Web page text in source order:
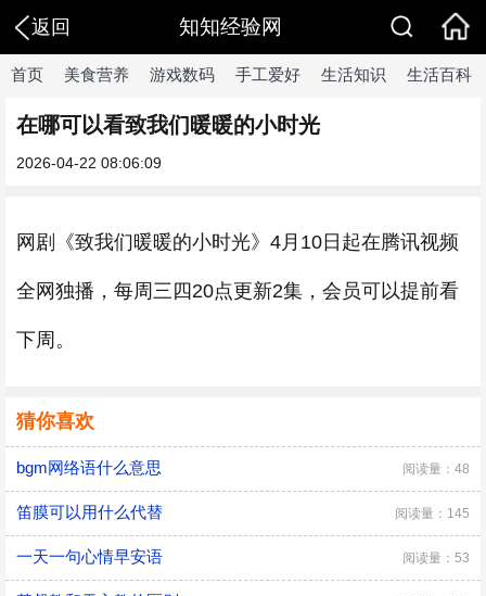
返回 知知经验网
首页 美食营养 游戏数码 手工爱好 生活知识 生活百科
在哪可以看致我们暖暖的小时光
2026-04-22 08:06:09
网剧《致我们暖暖的小时光》4月10日起在腾讯视频
全网独播，每周三四20点更新2集，会员可以提前看
下周。
猜你喜欢
bgm网络语什么意思 阅读量：48
笛膜可以用什么代替 阅读量：145
一天一句心情早安语 阅读量：53